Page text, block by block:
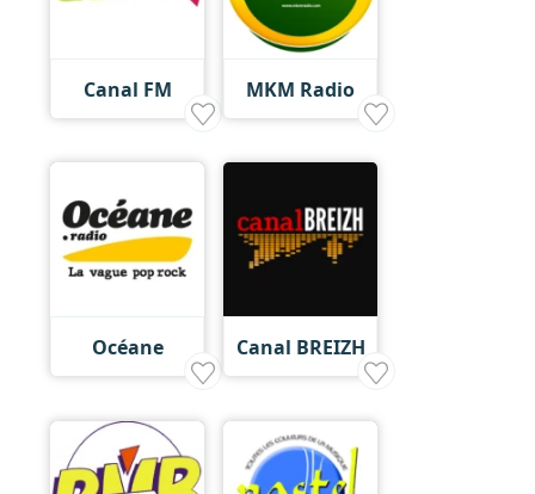
Canal FM MKM Radio
Océane Canal BREIZH